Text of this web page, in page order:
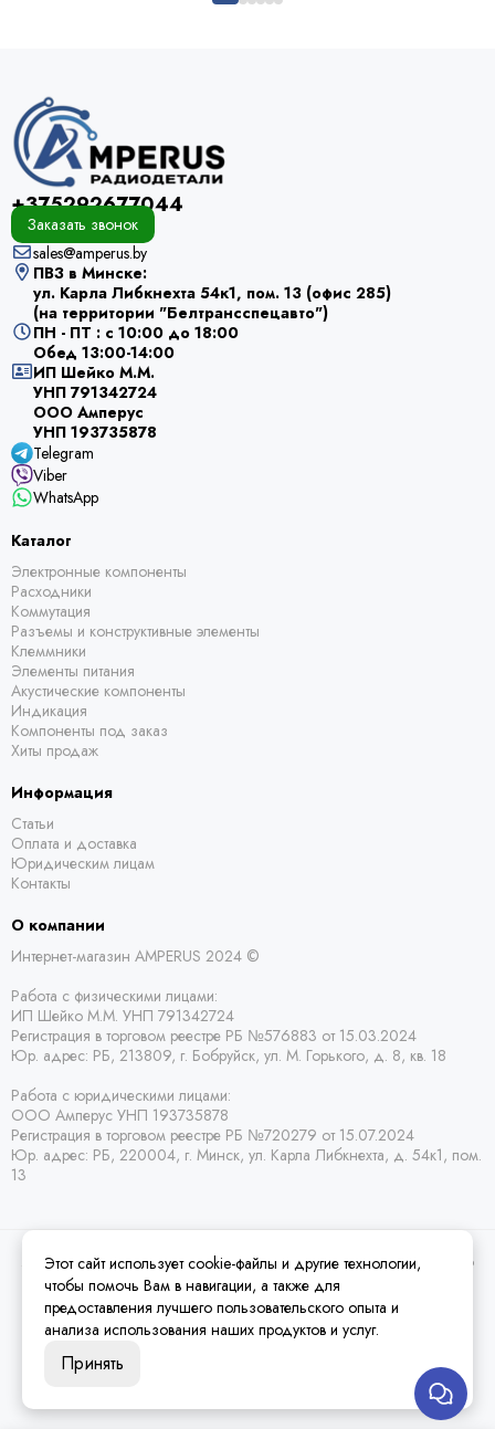
+375292677044
Заказать звонок
sales@amperus.by
ПВЗ в Минске:
ул. Карла Либкнехта 54к1, пом. 13 (офис 285)
(на территории "Белтрансспецавто")
ПН - ПТ : с 10:00 до 18:00
Обед 13:00-14:00
ИП Шейко М.М.
УНП 791342724
ООО Амперус
УНП 193735878
Telegram
Viber
WhatsApp
Каталог
Электронные компоненты
Расходники
Коммутация
Разъемы и конструктивные элементы
Клеммники
Элементы питания
Акустические компоненты
Индикация
Компоненты под заказ
Хиты продаж
Информация
Статьи
Оплата и доставка
Юридическим лицам
Контакты
О компании
Интернет-магазин AMPERUS 2024 ©
Работа с физическими лицами:
ИП Шейко М.М. УНП 791342724
Регистрация в торговом реестре РБ №576883 от 15.03.2024
Юр. адрес: РБ, 213809, г. Бобруйск, ул. М. Горького, д. 8, кв. 18
Работа с юридическими лицами:
ООО Амперус УНП 193735878
Регистрация в торговом реестре РБ №720279 от 15.07.2024
Юр. адрес: РБ, 220004, г. Минск, ул. Карла Либкнехта, д. 54к1, пом.
13
2026 © Amperus Радиодетали Минск | купить в розницу, оптом и почтой по
Беларуси.Карта сайта
Этот сайт использует cookie-файлы и другие технологии,
чтобы помочь Вам в навигации, а также для
предоставления лучшего пользовательского опыта и
анализа использования наших продуктов и услуг.
Принять